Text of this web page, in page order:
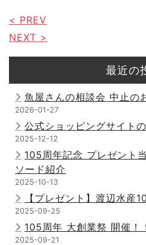
< PREV
NEXT >
最近の
魚屋さんの相談会 中止の
2026-01-27
公式ショッピングサイト
2025-12-12
105周年記念 プレゼント
ソード紹介
2025-10-13
【プレゼント】渡辺水産
2025-09-25
105周年 大創業祭 開催
2025-09-21